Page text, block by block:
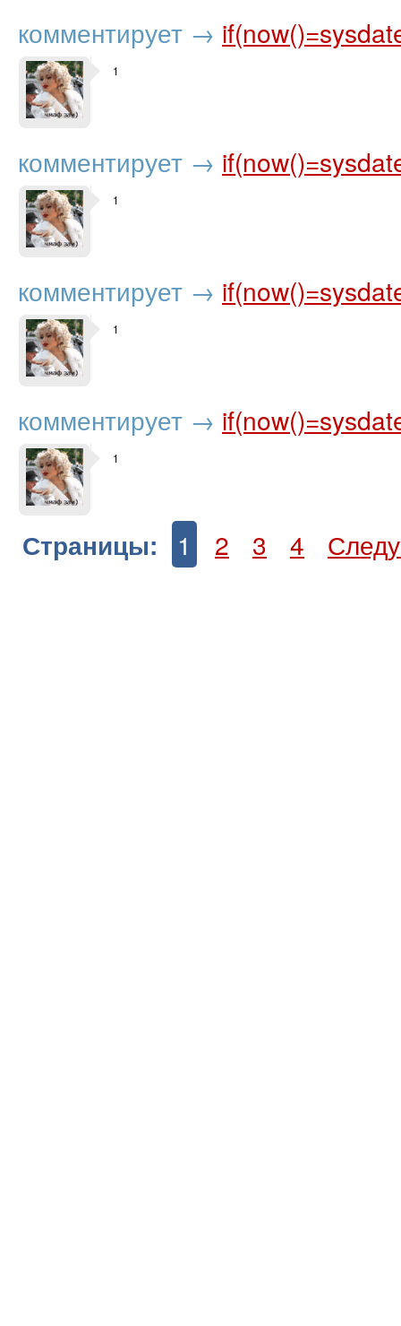
комментирует →
1
комментирует →
1
комментирует →
1
комментирует →
1
Страницы: 1 2 3 4